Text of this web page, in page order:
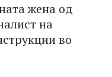
жена од
на
во